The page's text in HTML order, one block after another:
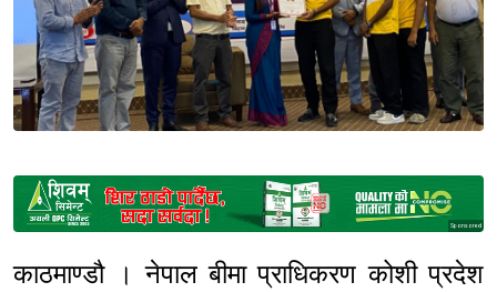
Sponsored
काठमाण्डौ । नेपाल बीमा प्राधिकरण कोशी प्रदेश